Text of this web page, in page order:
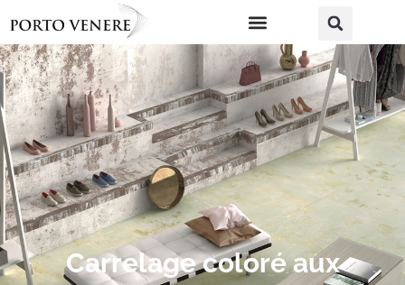
Carrelage coloré aux